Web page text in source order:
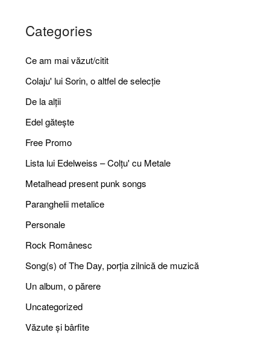
Categories
Ce am mai văzut/citit
Colaju' lui Sorin, o altfel de selecție
De la alții
Edel gătește
Free Promo
Lista lui Edelweiss – Colțu' cu Metale
Metalhead present punk songs
Paranghelii metalice
Personale
Rock Românesc
Song(s) of The Day, porția zilnică de muzică
Un album, o părere
Uncategorized
Văzute și bârfite